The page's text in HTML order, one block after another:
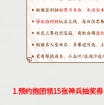
1.预约抱团领15张神兵抽奖券